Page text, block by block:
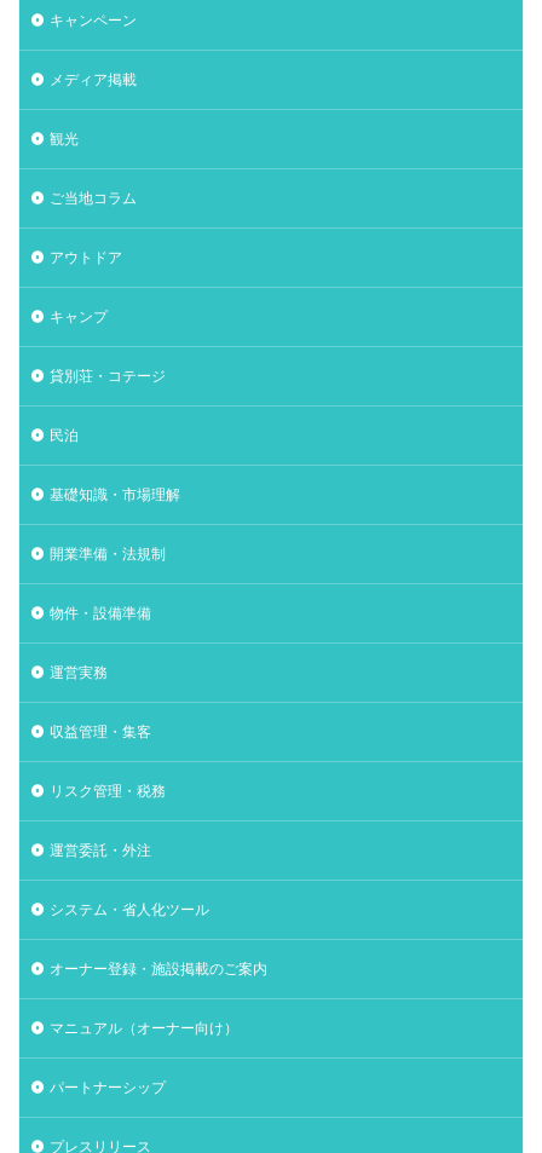
キャンペーン
メディア掲載
観光
ご当地コラム
アウトドア
キャンプ
貸別荘・コテージ
民泊
基礎知識・市場理解
開業準備・法規制
物件・設備準備
運営実務
収益管理・集客
リスク管理・税務
運営委託・外注
システム・省人化ツール
オーナー登録・施設掲載のご案内
マニュアル（オーナー向け）
パートナーシップ
プレスリリース